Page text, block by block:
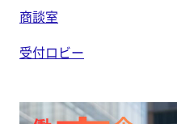
商談室
受付ロビー